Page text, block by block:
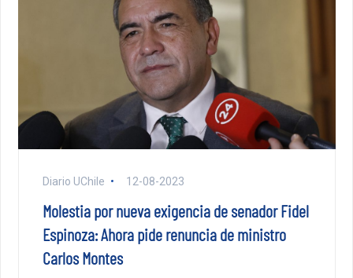
Diario UChile 12-08-2023
Molestia por nueva exigencia de senador Fidel
Espinoza: Ahora pide renuncia de ministro
Carlos Montes